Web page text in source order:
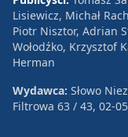
Lisiewicz, Michał
Piotr Nisztor, Adrian
Wołodźko, Krzysztof
Herman
Wydawca: Słowo
Filtrowa 63 / 43, 02-